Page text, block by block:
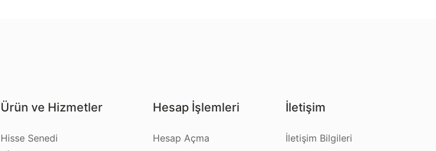
Ürün ve Hizmetler
Hisse Senedi
Hesap İşlemleri
Hesap Açma
İletişim
İletişim Bilgileri